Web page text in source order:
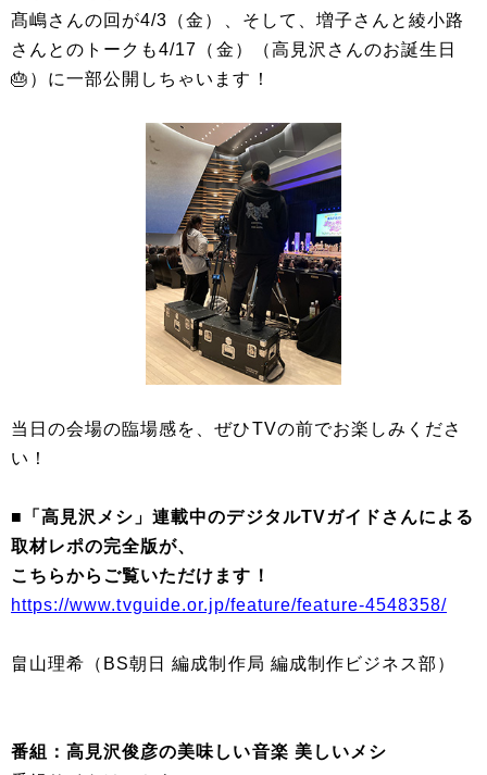
髙嶋さんの回が4/3（金）、そして、増子さんと綾小路
さんとのトークも4/17（金）（高見沢さんのお誕生日
🎂）に一部公開しちゃいます！
当日の会場の臨場感を、ぜひTVの前でお楽しみくださ
い！
■「高見沢メシ」連載中のデジタルTVガイドさんによる
取材レポの完全版が、
こちらからご覧いただけます！
https://www.tvguide.or.jp/feature/feature-4548358/
畠山理希（BS朝日 編成制作局 編成制作ビジネス部）
番組：高見沢俊彦の美味しい音楽 美しいメシ